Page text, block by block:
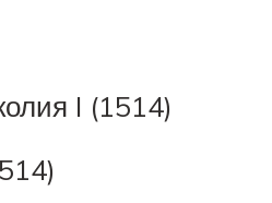
I (1514)